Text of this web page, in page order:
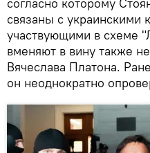
связаны с украинскими
участвующими в схеме
вменяют в вину также
Вячеслава Платона.
он неоднократно